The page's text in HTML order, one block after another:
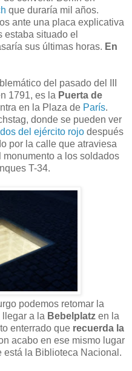
que duraría mil años.
ante una placa explicativa
estaba situado el
sus últimas horas. En
del pasado del III
1791, es la Puerta de
en la Plaza de París.
donde se pueden ver
del ejército rojo después
por la calle que atraviesa
a los soldados
T-34.
podemos retomar la
a la Bebelplatz en la
enterrado que recuerda la
acabo en ese mismo lugar
está la Biblioteca Nacional.